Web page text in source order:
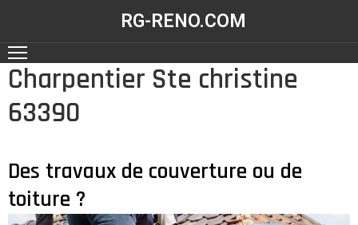
RG-RENO.COM
ACCUEIL
NOS
RÉALISATIONS
NOS
SERVICES
CONTACT
Charpentier Ste christine
63390
Des travaux de couverture ou de
toiture ?